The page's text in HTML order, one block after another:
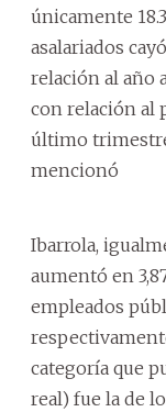
únicamente
asalariados
relación al año
con relación al
último trimestre
mencionó
Ibarrola,
aumentó en
empleados
categoría que
real) fue la de